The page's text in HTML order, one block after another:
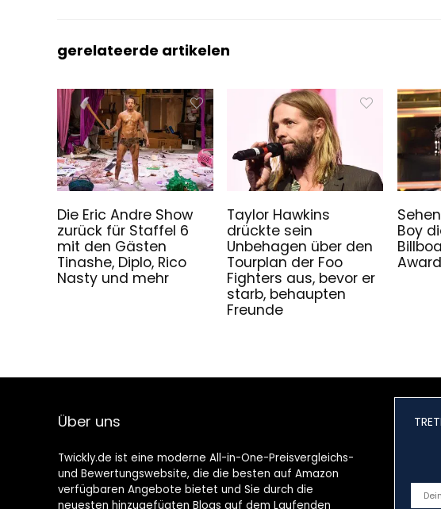
gerelateerde artikelen
Die Eric Andre Show
zurück für Staffel 6
mit den Gästen
Tinashe, Diplo, Rico
Nasty und mehr
Taylor Hawkins
drückte sein
Unbehagen über den
Tourplan der Foo
Fighters aus, bevor er
starb, behaupten
Freunde
Boy
Über uns
Twickly.de ist eine moderne All-in-One-Preisvergleichs-
und Bewertungswebsite, die die besten auf Amazon
verfügbaren Angebote bietet und Sie durch die
neuesten hinzugefügten Blogs auf dem Laufenden